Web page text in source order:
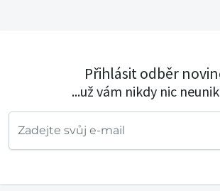
Přihlásit odběr
...už vám nikdy nic